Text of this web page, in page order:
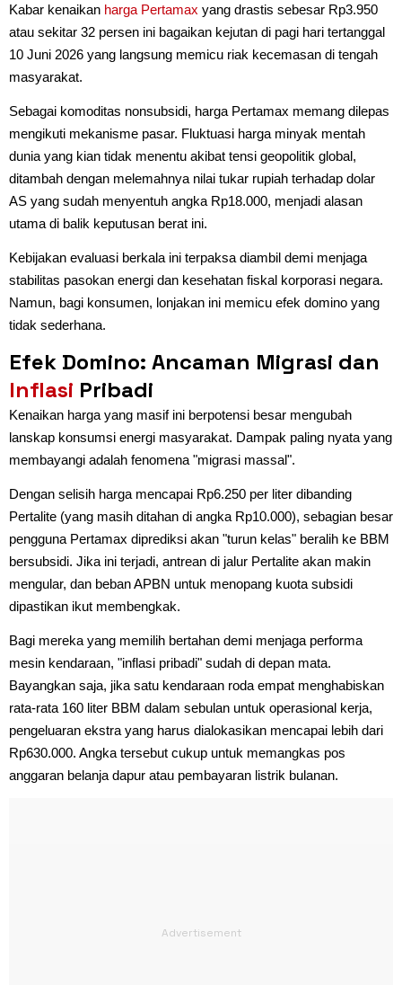
Kabar kenaikan harga Pertamax yang drastis sebesar Rp3.950
atau sekitar 32 persen ini bagaikan kejutan di pagi hari tertanggal
10 Juni 2026 yang langsung memicu riak kecemasan di tengah
masyarakat.
Sebagai komoditas nonsubsidi, harga Pertamax memang dilepas
mengikuti mekanisme pasar. Fluktuasi harga minyak mentah
dunia yang kian tidak menentu akibat tensi geopolitik global,
ditambah dengan melemahnya nilai tukar rupiah terhadap dolar
AS yang sudah menyentuh angka Rp18.000, menjadi alasan
utama di balik keputusan berat ini.
Kebijakan evaluasi berkala ini terpaksa diambil demi menjaga
stabilitas pasokan energi dan kesehatan fiskal korporasi negara.
Namun, bagi konsumen, lonjakan ini memicu efek domino yang
tidak sederhana.
Efek Domino: Ancaman Migrasi dan
Inflasi Pribadi
Kenaikan harga yang masif ini berpotensi besar mengubah
lanskap konsumsi energi masyarakat. Dampak paling nyata yang
membayangi adalah fenomena "migrasi massal".
Dengan selisih harga mencapai Rp6.250 per liter dibanding
Pertalite (yang masih ditahan di angka Rp10.000), sebagian besar
pengguna Pertamax diprediksi akan "turun kelas" beralih ke BBM
bersubsidi. Jika ini terjadi, antrean di jalur Pertalite akan makin
mengular, dan beban APBN untuk menopang kuota subsidi
dipastikan ikut membengkak.
Bagi mereka yang memilih bertahan demi menjaga performa
mesin kendaraan, "inflasi pribadi" sudah di depan mata.
Bayangkan saja, jika satu kendaraan roda empat menghabiskan
rata-rata 160 liter BBM dalam sebulan untuk operasional kerja,
pengeluaran ekstra yang harus dialokasikan mencapai lebih dari
Rp630.000. Angka tersebut cukup untuk memangkas pos
anggaran belanja dapur atau pembayaran listrik bulanan.